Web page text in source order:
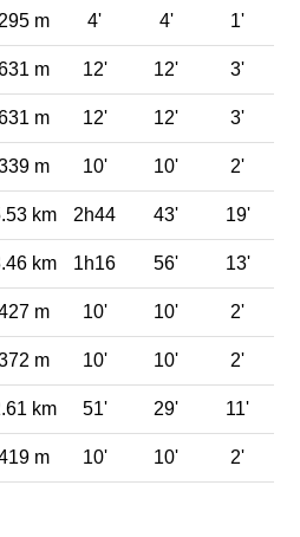
295 m 4' 4' 1'
m 12' 12' 3'
m 12' 12' 3'
m 10' 10' 2'
km 2h44 43' 19'
km 1h16 56' 13'
m 10' 10' 2'
m 10' 10' 2'
km 51' 29' 11'
m 10' 10' 2'